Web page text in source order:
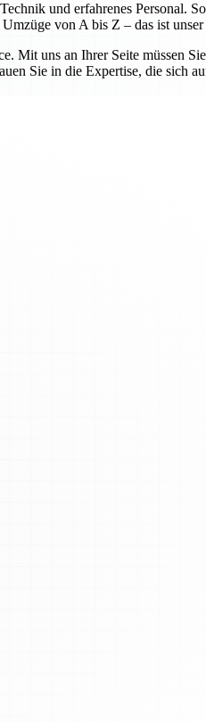
und erfahrenes Personal.
von A bis Z – das ist unser
Mit uns an Ihrer Seite müssen
Sie in die Expertise, die sich